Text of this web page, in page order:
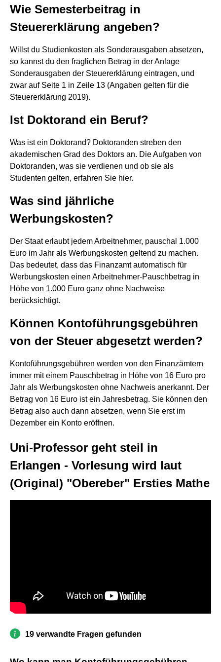
Wie Semesterbeitrag in
Steuererklärung angeben?
Willst du Studienkosten als Sonderausgaben absetzen,
so kannst du den fraglichen Betrag in der Anlage
Sonderausgaben der Steuererklärung eintragen, und
zwar auf Seite 1 in Zeile 13 (Angaben gelten für die
Steuererklärung 2019).
Ist Doktorand ein Beruf?
Was ist ein Doktorand? Doktoranden streben den
akademischen Grad des Doktors an. Die Aufgaben von
Doktoranden, was sie verdienen und ob sie als
Studenten gelten, erfahren Sie hier.
Was sind jährliche
Werbungskosten?
Der Staat erlaubt jedem Arbeitnehmer, pauschal 1.000
Euro im Jahr als Werbungskosten geltend zu machen.
Das bedeutet, dass das Finanzamt automatisch für
Werbungskosten einen Arbeitnehmer-Pauschbetrag in
Höhe von 1.000 Euro ganz ohne Nachweise
berücksichtigt.
Können Kontoführungsgebühren
von der Steuer abgesetzt werden?
Kontoführungsgebühren werden von den Finanzämtern
immer mit einem Pauschbetrag in Höhe von 16 Euro pro
Jahr als Werbungskosten ohne Nachweis anerkannt. Der
Betrag von 16 Euro ist ein Jahresbetrag. Sie können den
Betrag also auch dann absetzen, wenn Sie erst im
Dezember ein Konto eröffnen.
Uni-Professor geht steil in
Erlangen - Vorlesung wird laut
(Original) "Obereber" Ersties Mathe
19 verwandte Fragen gefunden